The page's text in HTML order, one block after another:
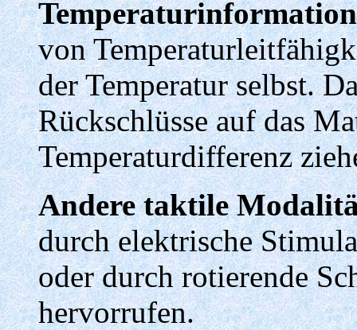
Temperaturinformation
von
der Temperatur selbst.
Rückschlüsse auf das
Temperaturdifferenz
Andere taktile
durch elektrische
oder durch rotierende
hervorrufen.